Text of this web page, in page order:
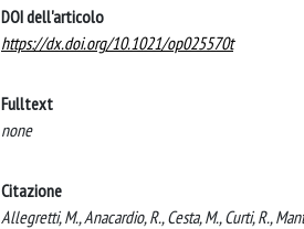
DOI dell'articolo
https://dx.doi.org/10.1021/op025570t
Fulltext
none
Citazione
Allegretti, M., Anacardio, R., Cesta, M., Curti, R.,